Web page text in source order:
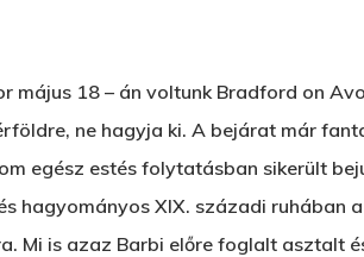
18 – án voltunk Bradford on
ne hagyja ki. A bejárat már
egész estés folytatásban sikerült
hagyományos XIX. századi ruhában
Mi is azaz Barbi előre foglalt asztalt